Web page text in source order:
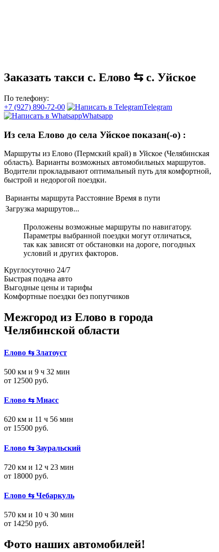
Заказать такси с. Елово ⇆ с. Уйское
По телефону:
+7 (927) 890-72-00
Telegram
Whatsapp
Из села Елово до села Уйское показан(-о) :
Маршруты из Елово (Пермский край) в Уйское (Челябинская
область). Варианты возможных автомобильных маршрутов.
Водители прокладывают оптимальный путь для комфортной,
быстрой и недорогой поездки.
Варианты маршрута Расстояние Время в пути
Загрузка маршрутов...
Проложены возможные маршруты по навигатору.
Параметры выбранной поездки могут отличаться,
так как зависят от обстановки на дороге, погодных
условий и других факторов.
Круглосуточно 24/7
Быстрая подача авто
Выгодные цены и тарифы
Комфортные поездки без попутчиков
Межгород из Елово в города
Челябинской области
Елово ⇆ Златоуст
500 км и 9 ч 32 мин
от 12500 руб.
Елово ⇆ Миасс
620 км и 11 ч 56 мин
от 15500 руб.
Елово ⇆ Зауральский
720 км и 12 ч 23 мин
от 18000 руб.
Елово ⇆ Чебаркуль
570 км и 10 ч 30 мин
от 14250 руб.
Фото наших автомобилей!